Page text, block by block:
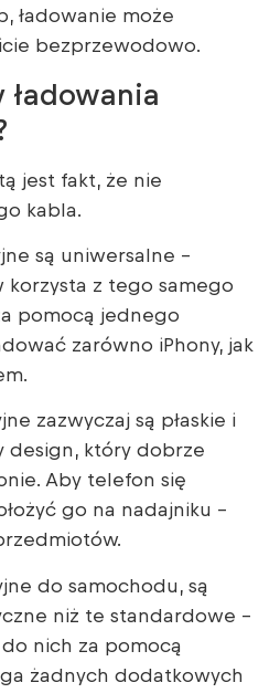
ładowanie może
bezprzewodowo.
ładowania
jest fakt, że nie
kabla.
są uniwersalne –
korzysta z tego samego
pomocą jednego
zarówno iPhony, jak
zazwyczaj są płaskie i
design, który dobrze
Aby telefon się
go na nadajniku –
do samochodu, są
niż te standardowe –
nich za pomocą
żadnych dodatkowych